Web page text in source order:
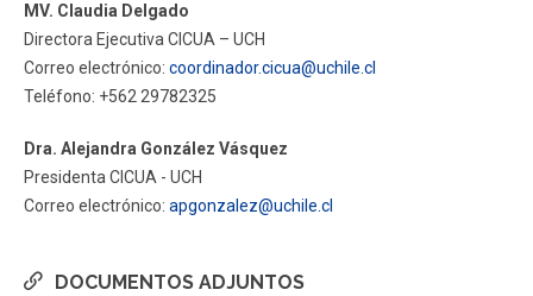
DOCUMENTOS ADJUNTOS
MV. Claudia Delgado
Directora Ejecutiva CICUA – UCH
Correo electrónico: coordinador.cicua@uchile.cl
Teléfono: +562 29782325
Dra. Alejandra González Vásquez
Presidenta CICUA - UCH
Correo electrónico: apgonzalez@uchile.cl